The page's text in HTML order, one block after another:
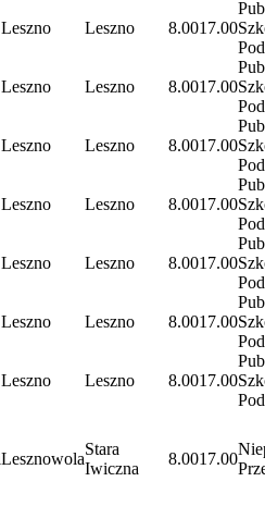
Leszno Leszno 8.0017.00
Leszno Leszno 8.0017.00
Leszno Leszno 8.0017.00
Leszno Leszno 8.0017.00
Leszno Leszno 8.0017.00
Leszno Leszno 8.0017.00
Leszno Leszno 8.0017.00
Lesznowola
Stara
Iwiczna
8.0017.00